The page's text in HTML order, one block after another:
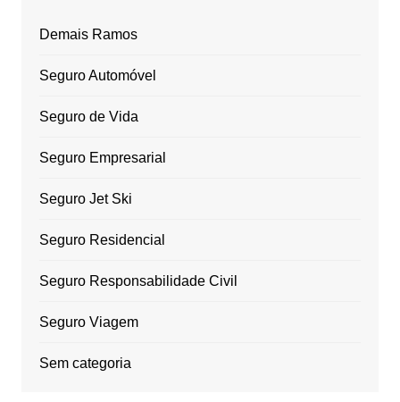
Demais Ramos
Seguro Automóvel
Seguro de Vida
Seguro Empresarial
Seguro Jet Ski
Seguro Residencial
Seguro Responsabilidade Civil
Seguro Viagem
Sem categoria